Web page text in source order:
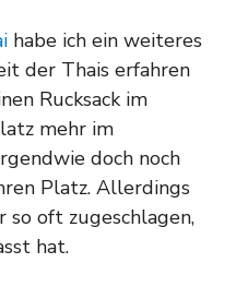
habe ich ein weiteres
der Thais erfahren
Rucksack im
mehr im
doch noch
Platz. Allerdings
oft zugeschlagen,
hat.